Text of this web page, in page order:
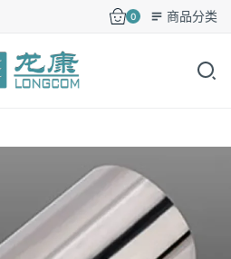
0 商品分类